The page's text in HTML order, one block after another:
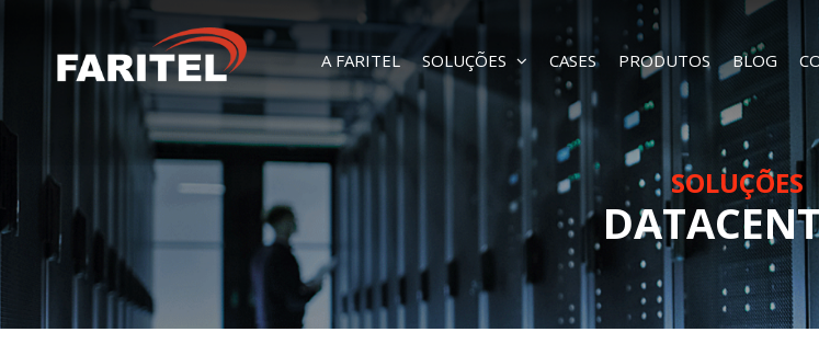
A FARITEL SOLUÇÕES CASES PRODUTOS BLOG
SOLUÇÕES